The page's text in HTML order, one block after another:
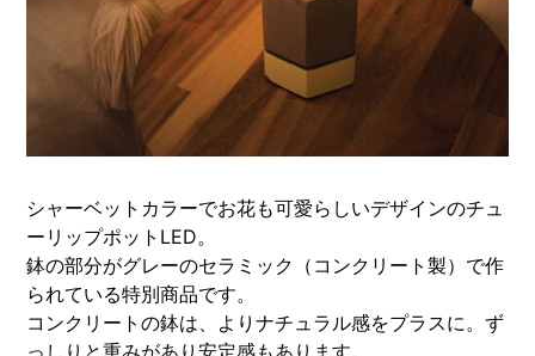
シャーベットカラーでお花も可愛らしいデザインのチュ
ーリップポットLED。
鉢の部分がグレーのセラミック（コンクリート製）で作
られている特別商品です。
コンクリートの鉢は、よりナチュラル感をプラスに。ず
っしりと重みがあり安定感もあります。